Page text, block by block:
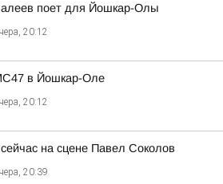
поет для Йошкар-Олы
20:12
в Йошкар-Оле
20:12
на сцене Павел Соколов
20:39